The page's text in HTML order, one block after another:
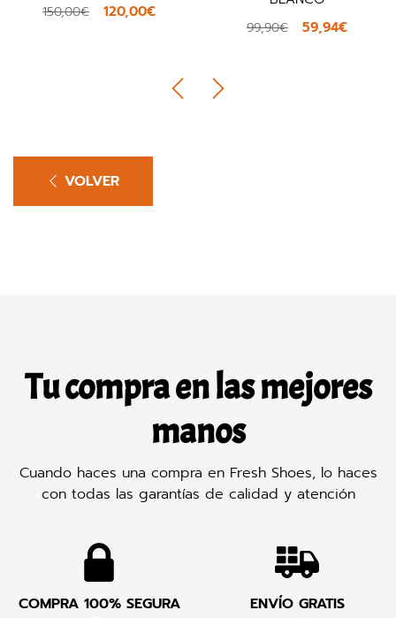
150,00€ 120,00€
99,90€ 59,94€
VOLVER
Tu compra en las mejores
manos
Cuando haces una compra en Fresh Shoes, lo haces
con todas las garantías de calidad y atención
COMPRA 100% SEGURA ENVÍO GRATIS